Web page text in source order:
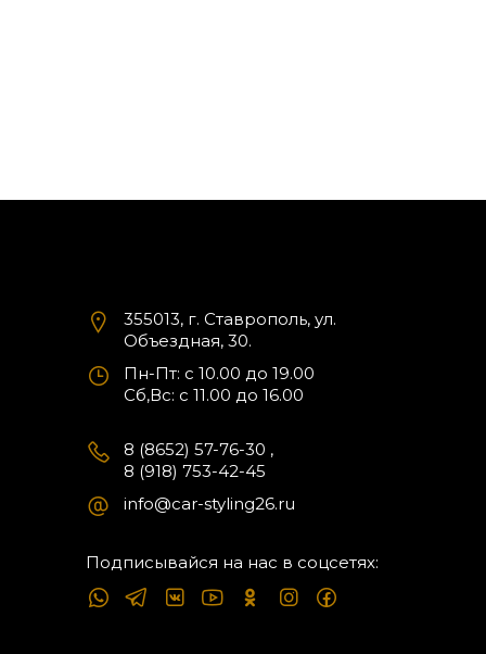
355013, г. Ставрополь, ул.
Объездная, 30.
Пн-Пт: с 10.00 до 19.00
Cб,Вс: с 11.00 до 16.00
8 (8652) 57-76-30 ,
8 (918) 753-42-45
info@car-styling26.ru
Подписывайся на нас в соцсетях: